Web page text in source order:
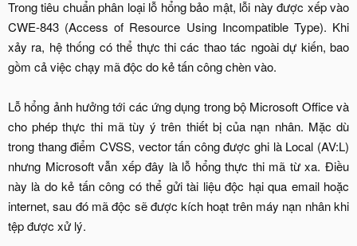
Trong tiêu chuẩn phân loại lỗ hổng bảo mật, lỗi này được xếp vào
CWE-843 (Access of Resource Using Incompatible Type). Khi
xảy ra, hệ thống có thể thực thi các thao tác ngoài dự kiến, bao
gồm cả việc chạy mã độc do kẻ tấn công chèn vào.
Lỗ hổng ảnh hưởng tới các ứng dụng trong bộ Microsoft Office và
cho phép thực thi mã tùy ý trên thiết bị của nạn nhân. Mặc dù
trong thang điểm CVSS, vector tấn công được ghi là Local (AV:L)
nhưng Microsoft vẫn xếp đây là lỗ hổng thực thi mã từ xa. Điều
này là do kẻ tấn công có thể gửi tài liệu độc hại qua email hoặc
internet, sau đó mã độc sẽ được kích hoạt trên máy nạn nhân khi
tệp được xử lý.​